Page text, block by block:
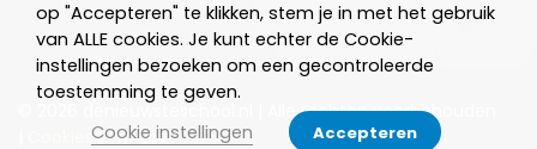
© 2026 denieuwsteschool.nl | Alle rechten voorbehouden
Cookies|Privacy
op "Accepteren" te klikken, stem je in met het gebruik
van ALLE cookies. Je kunt echter de Cookie-
instellingen bezoeken om een gecontroleerde
toestemming te geven.
Cookie instellingen
Accepteren